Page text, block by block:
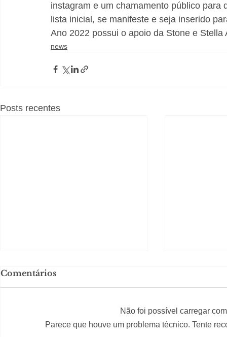
instagram e um chamamento público
lista inicial, se manifeste e seja inserido
Ano 2022 possui o apoio da Stone e Stella
news
Posts recentes
Comentários
Não foi possível carregar
Parece que houve um problema técnico. Tente